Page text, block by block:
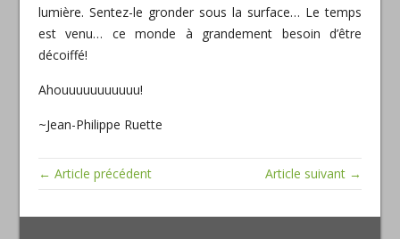
lumière. Sentez-le gronder sous la surface… Le temps
est venu… ce monde à grandement besoin d’être
décoiffé!
Ahouuuuuuuuuuu!
~Jean-Philippe Ruette
← Article précédent Article suivant →